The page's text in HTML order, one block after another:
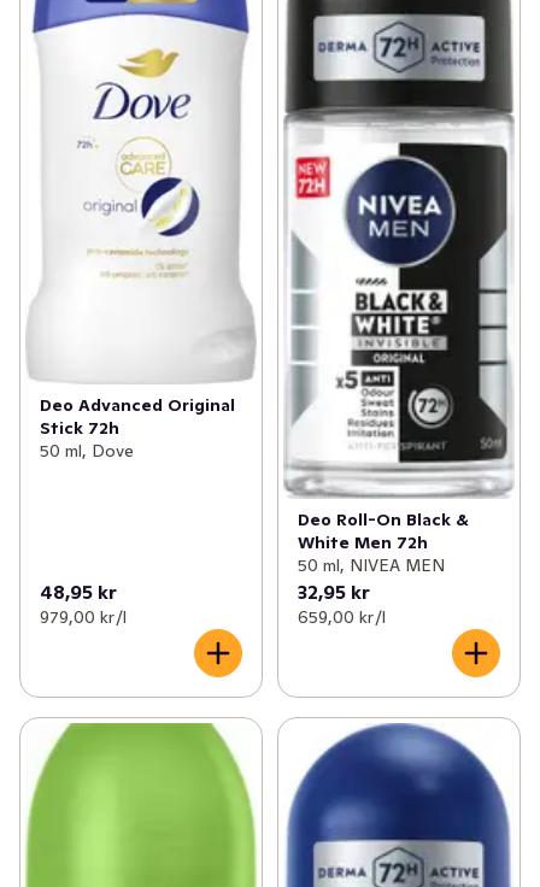
Deo Advanced Original
Stick 72h
50 ml, Dove
48,95 kr
979,00 kr /l
Deo Roll-On Black &
White Men 72h
50 ml, NIVEA MEN
32,95 kr
659,00 kr /l